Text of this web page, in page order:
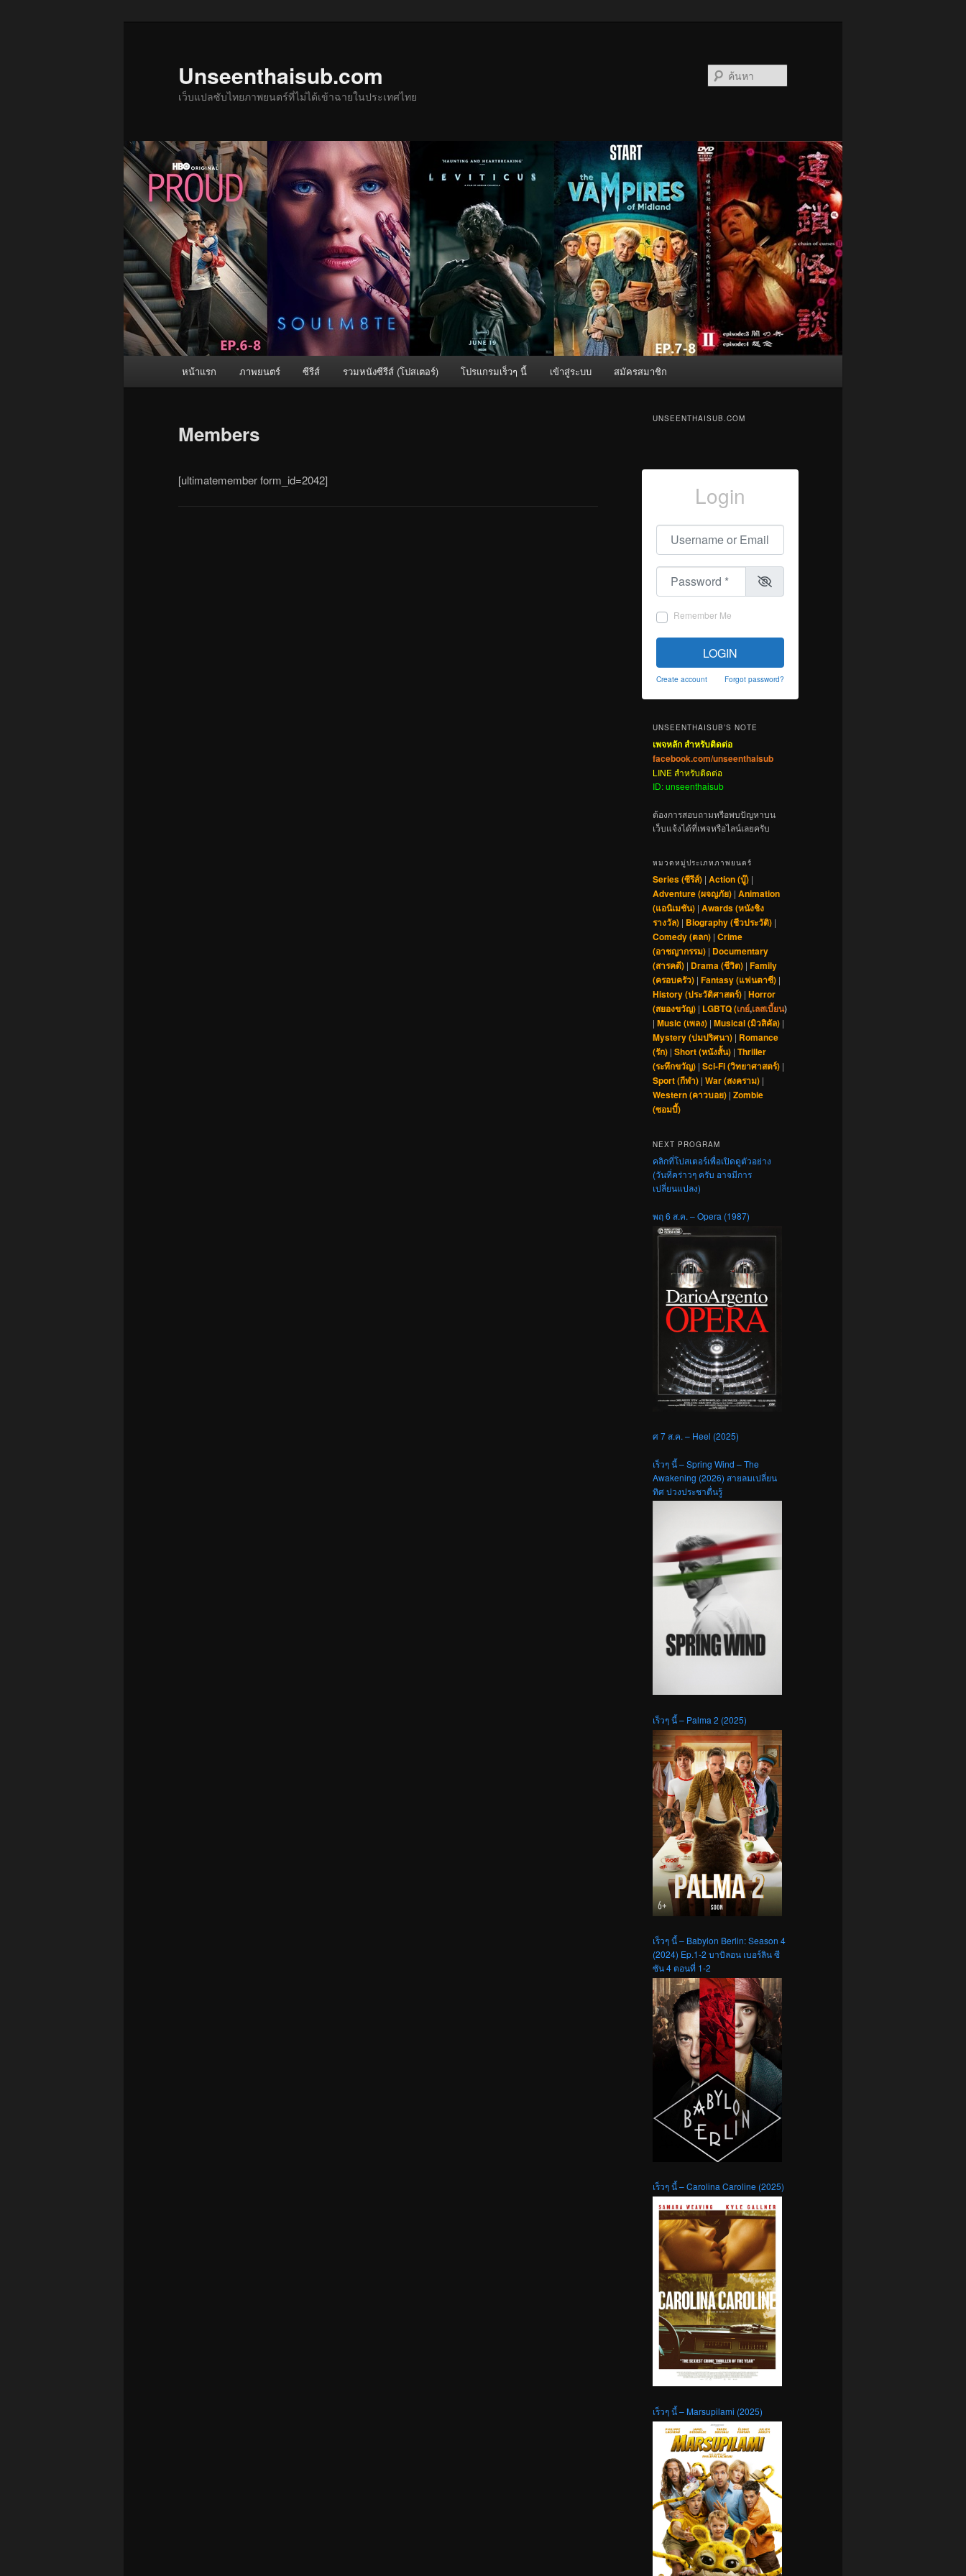
Unseenthaisub.com
เว็บแปลซับไทยภาพยนตร์ที่ไม่ได้เข้าฉายในประเทศไทย
หน้าแรก ภาพยนตร์ ซีรีส์ รวมหนังซีรีส์ (โปสเตอร์) โปรแกรมเร็วๆ นี้ เข้าสู่ระบบ สมัครสมาชิก
Members
[ultimatemember form_id=2042]
UNSEENTHAISUB.COM
Login
Username or Email
Password
Remember Me
LOGIN
Create account Forgot password?
UNSEENTHAISUB’S NOTE
เพจหลัก สำหรับติดต่อ
facebook.com/unseenthaisub
LINE สำหรับติดต่อ
ID: unseenthaisub
ต้องการสอบถามหรือพบปัญหาบน
เว็บแจ้งได้ที่เพจหรือไลน์เลยครับ
หมวดหมู่ประเภทภาพยนตร์
Series (ซีรีส์) | Action (บู๊) |
Adventure (ผจญภัย) | Animation
(แอนิเมชัน) | Awards (หนังชิง
รางวัล) | Biography (ชีวประวัติ) |
Comedy (ตลก) | Crime
(อาชญากรรม) | Documentary
(สารคดี) | Drama (ชีวิต) | Family
(ครอบครัว) | Fantasy (แฟนตาซี) |
History (ประวัติศาสตร์) | Horror
(สยองขวัญ) | LGBTQ (เกย์,เลสเบี้ยน)
| Music (เพลง) | Musical (มิวสิคัล) |
Mystery (ปมปริศนา) | Romance
(รัก) | Short (หนังสั้น) | Thriller
(ระทึกขวัญ) | Sci-Fi (วิทยาศาสตร์) |
Sport (กีฬา) | War (สงคราม) |
Western (คาวบอย) | Zombie
(ซอมบี้)
NEXT PROGRAM
คลิกที่โปสเตอร์เพื่อเปิดดูตัวอย่าง
(วันที่คร่าวๆ ครับ อาจมีการ
เปลี่ยนแปลง)
พฤ 6 ส.ค. – Opera (1987)
ศ 7 ส.ค. – Heel (2025)
เร็วๆ นี้ – Spring Wind – The
Awakening (2026) สายลมเปลี่ยน
ทิศ ปวงประชาตื่นรู้
เร็วๆ นี้ – Palma 2 (2025)
เร็วๆ นี้ – Babylon Berlin: Season 4
(2024) Ep.1-2 บาบิลอน เบอร์ลิน ซี
ซัน 4 ตอนที่ 1-2
เร็วๆ นี้ – Carolina Caroline (2025)
เร็วๆ นี้ – Marsupilami (2025)